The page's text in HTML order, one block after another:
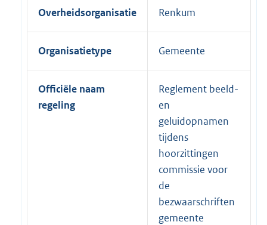
Overheidsorganisatie Renkum
Organisatietype Gemeente
Officiële naam
regeling
Reglement beeld-
en
geluidopnamen
tijdens
hoorzittingen
commissie voor
de
bezwaarschriften
gemeente